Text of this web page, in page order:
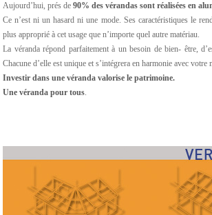
Aujourd’hui, prés de 90% des vérandas sont réalisées en
Ce n’est ni un hasard ni une mode. Ses caractéristiques le
plus approprié à cet usage que n’importe quel autre matériau.
La véranda répond parfaitement à un besoin de bien- être,
Chacune d’elle est unique et s’intégrera en harmonie avec votre
Investir dans une véranda valorise le patrimoine.
Une véranda pour tous.